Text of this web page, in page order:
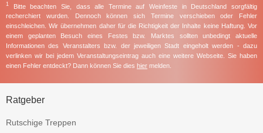
1
Bitte beachten Sie, dass alle Termine auf Weinfeste in Deutschland sorgfältig
recherchiert wurden. Dennoch können sich Termine verschieben oder Fehler
einschleichen. Wir übernehmen daher für die Richtigkeit der Inhalte keine Haftung. Vor
einem geplanten Besuch eines Festes bzw. Marktes sollten unbedingt aktuelle
Informationen des Veranstalters bzw. der jeweiligen Stadt eingeholt werden - dazu
verlinken wir bei jedem Veranstaltungseintrag auch eine weitere Webseite. Sie haben
einen Fehler entdeckt? Dann können Sie dies hier melden.
Ratgeber
Rutschige Treppen